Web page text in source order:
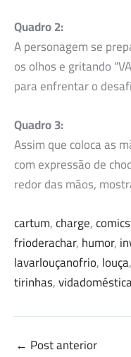
Quadro 2:
A personagem se
os olhos e gritando
para enfrentar o
Quadro 3:
Assim que coloca as
com expressão de
redor das mãos,
cartum, charge,
frioderachar, humor,
lavarlouçanofrio, louça,
tirinhas,
← Post anterior